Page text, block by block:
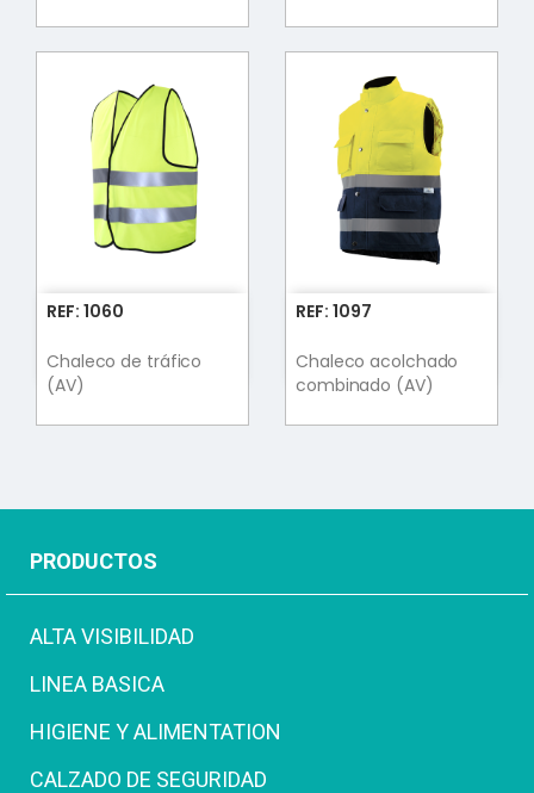
REF: 1060
Chaleco de tráfico
(AV)
REF: 1097
Chaleco acolchado
combinado (AV)
PRODUCTOS
ALTA VISIBILIDAD
LINEA BASICA
HIGIENE Y ALIMENTATION
CALZADO DE SEGURIDAD